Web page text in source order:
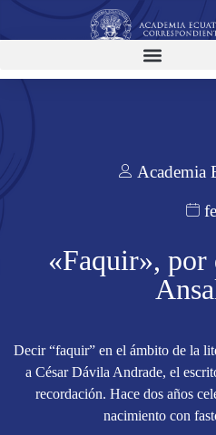
Academia
«Faquir», por
Decir “faquir” en el ámbito de la
a César Dávila Andrade, el
recordación. Hace dos años
nacimiento con